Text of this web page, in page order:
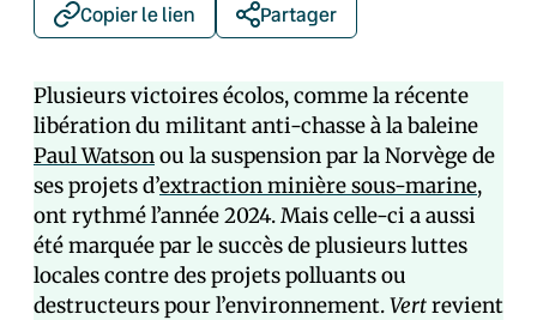
Copier le lien Partager
Plusieurs victoires écolos, comme la récente
libération du militant anti-chasse à la baleine
Paul Watsonou la suspension par la Norvège de
ses projets d’extraction minière sous-marine,
ont rythmé l’année 2024. Mais celle-ci a aussi
été marquée par le succès de plusieurs luttes
locales contre des projets polluants ou
destructeurs pour l’environnement.Vertrevient